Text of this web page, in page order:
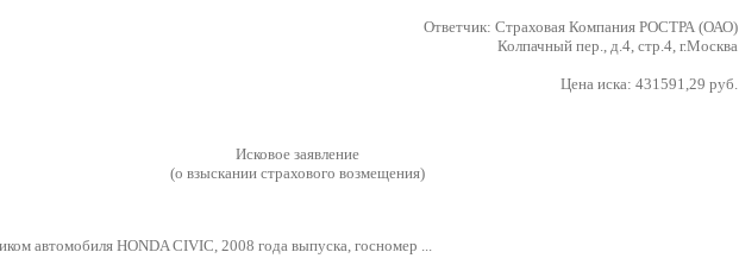
Ответчик: Страховая Компания РОСТРА (ОАО)
Колпачный пер., д.4, стр.4, г.Москва
Цена иска: 431591,29 руб.
Исковое заявление
(о взыскании страхового возмещения)
автомобиля HONDA CIVIC, 2008 года выпуска, госномер ...